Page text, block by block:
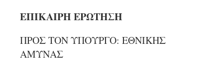
ΕΠΙΚΑΙΡΗ ΕΡΩΤΗΣΗ
ΠΡΟΣ ΤΟΝ ΥΠΟΥΡΓΟ: ΕΘΝΙΚΗΣ
ΑΜΥΝΑΣ